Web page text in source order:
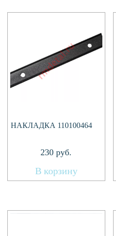
НАКЛАДКА 110100464
230 руб.
В корзину